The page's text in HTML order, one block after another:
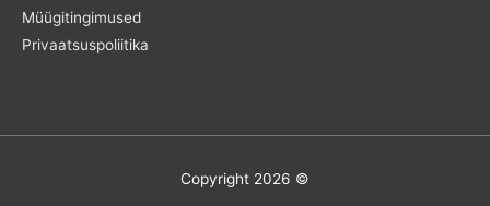
Müügitingimused
Privaatsuspoliitika
Copyright 2026 ©